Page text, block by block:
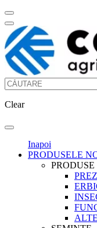
Clear
Inapoi
PRODUSELE